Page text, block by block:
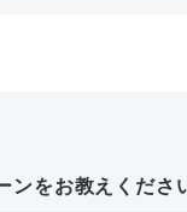
ンをお教えくださ